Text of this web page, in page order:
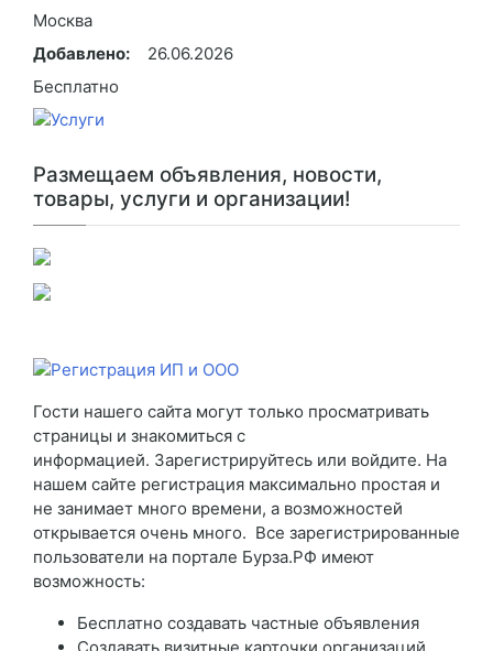
Москва
Добавлено:
26.06.2026
Бесплатно
Размещаем объявления, новости,
товары, услуги и организации!
Гости нашего сайта могут только просматривать
страницы и знакомиться с
информацией. Зарегистрируйтесь или войдите. На
нашем сайте регистрация максимально простая и
не занимает много времени, а возможностей
открывается очень много. Все зарегистрированные
пользователи на портале Бурза.РФ имеют
возможность:
Бесплатно создавать частные объявления
Создавать визитные карточки организаций